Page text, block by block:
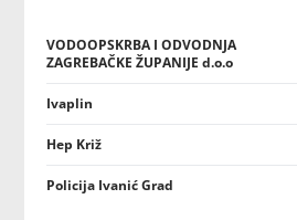
VODOOPSKRBA I ODVODNJA
ZAGREBAČKE ŽUPANIJE d.o.o
Ivaplin
Hep Križ
Policija Ivanić Grad